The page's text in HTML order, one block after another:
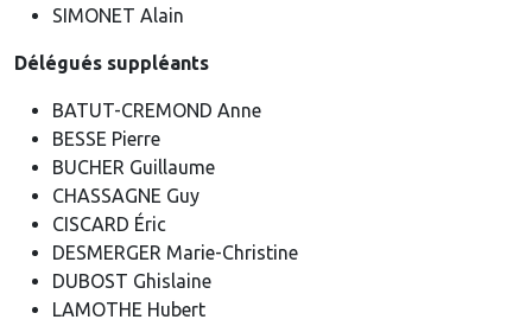
SIMONET Alain
Délégués suppléants
BATUT-CREMOND Anne
BESSE Pierre
BUCHER Guillaume
CHASSAGNE Guy
CISCARD Éric
DESMERGER Marie-Christine
DUBOST Ghislaine
LAMOTHE Hubert